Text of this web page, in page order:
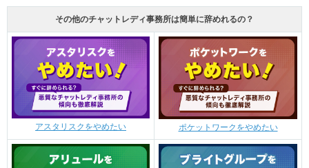
その他のチャットレディ事務所は簡単に辞めれるの？
アスタリスクをやめたい ポケットワークをやめたい